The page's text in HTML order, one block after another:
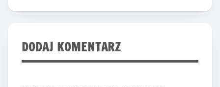
DODAJ KOMENTARZ